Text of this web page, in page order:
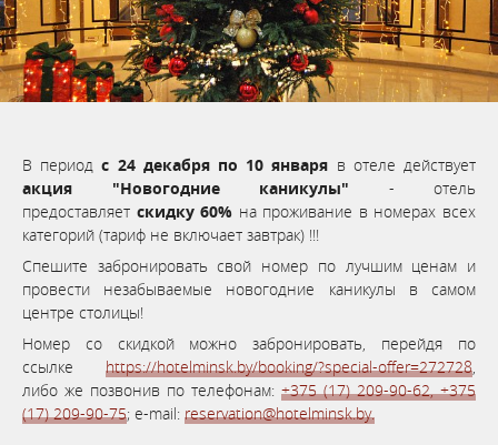
В период с 24 декабря по 10 января в отеле действует
акция "Новогодние каникулы" - отель
предоставляет скидку 60% на проживание в номерах всех
категорий (тариф не включает завтрак) !!!
Спешите забронировать свой номер по лучшим ценам и
провести незабываемые новогодние каникулы в самом
центре столицы!
Номер со скидкой можно забронировать, перейдя по
ссылке https://hotelminsk.by/booking/?special-offer=272728,
либо же позвонив по телефонам: +375 (17) 209-90-62,+375
(17) 209-90-75; e-mail: reservation@hotelminsk.by.